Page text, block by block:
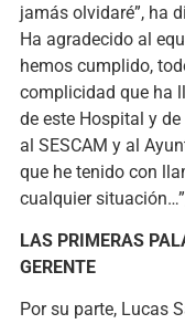
jamás olvidaré”, ha
Ha agradecido al
hemos cumplido,
complicidad que ha
de este Hospital y
al SESCAM y al
que he tenido con
cualquier
LAS PRIMERAS
GERENTE
Por su parte, Lucas